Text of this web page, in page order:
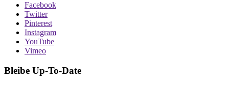
Facebook
Twitter
Pinterest
Instagram
YouTube
Vimeo
Bleibe Up-To-Date